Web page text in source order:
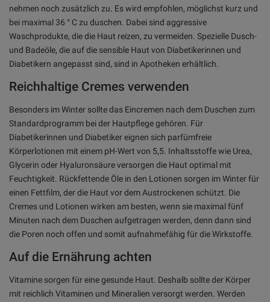
nehmen noch zusätzlich zu. Es wird empfohlen, möglichst kurz und
bei maximal 36 ° C zu duschen. Dabei sind aggressive
Waschprodukte, die die Haut reizen, zu vermeiden. Spezielle Dusch-
und Badeöle, die auf die sensible Haut von Diabetikerinnen und
Diabetikern angepasst sind, sind in Apotheken erhältlich.
Reichhaltige Cremes verwenden
Besonders im Winter sollte das Eincremen nach dem Duschen zum
Standardprogramm bei der Hautpflege gehören. Für
Diabetikerinnen und Diabetiker eignen sich parfümfreie
Körperlotionen mit einem pH-Wert von 5,5. Inhaltsstoffe wie Urea,
Glycerin oder Hyaluronsäure versorgen die Haut optimal mit
Feuchtigkeit. Rückfettende Öle in den Lotionen sorgen im Winter für
einen Fettfilm, der die Haut vor dem Austrockenen schützt. Die
Cremes und Lotionen wirken am besten, wenn sie maximal fünf
Minuten nach dem Duschen aufgetragen werden, denn dann sind
die Poren noch offen und somit aufnahmefähig für die Wirkstoffe.
Auf die Ernährung achten
Vitamine sorgen für eine gesunde Haut. Deshalb sollte der Körper
mit reichlich Vitaminen und Mineralien versorgt werden. Werden